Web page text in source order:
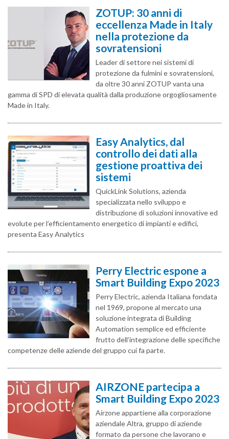
ZOTUP: 30 anni di
eccellenza Made in Italy
nella protezione da
sovratensioni
Leader di settore nei sistemi di
protezione da fulmini e sovratensioni,
da oltre 30 anni ZOTUP vanta una
gamma di SPD di elevata qualità dalla produzione orgogliosamente
Made in Italy.
Easy Analytics, dal
controllo dei dati alla
gestione proattiva dei
sistemi
QuickLink Solutions, azienda
specializzata nello sviluppo e
distribuzione di soluzioni innovative ed
evolute per l’efficientamento energetico di impianti e edifici,
presenta Easy Analytics
Perry Electric espone a
Smart Building Expo 2023
Perry Electric, azienda Italiana fondata
nel 1969, propone al mercato una
soluzione integrata di Building
Automation semplice ed efficiente
frutto dell’integrazione delle specifiche
competenze delle aziende del gruppo cui fa parte.
AIRZONE partecipa a
Smart Building Expo 2023
Airzone appartiene alla corporazione
aziendale Altra, gruppo di aziende
formato da persone che lavorano e